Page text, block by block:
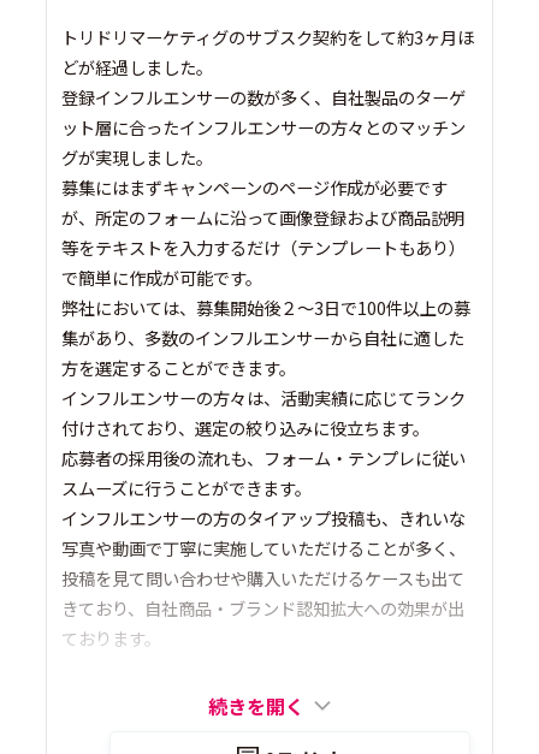
トリドリマーケティグのサブスク契約をして約3ヶ月ほ
どが経過しました。
登録インフルエンサーの数が多く、自社製品のターゲ
ット層に合ったインフルエンサーの方々とのマッチン
グが実現しました。
募集にはまずキャンペーンのページ作成が必要です
が、所定のフォームに沿って画像登録および商品説明
等をテキストを入力するだけ（テンプレートもあり）
で簡単に作成が可能です。
弊社においては、募集開始後２～3日で100件以上の募
集があり、多数のインフルエンサーから自社に適した
方を選定することができます。
インフルエンサーの方々は、活動実績に応じてランク
付けされており、選定の絞り込みに役立ちます。
応募者の採用後の流れも、フォーム・テンプレに従い
スムーズに行うことができます。
インフルエンサーの方のタイアップ投稿も、きれいな
写真や動画で丁寧に実施していただけることが多く、
投稿を見て問い合わせや購入いただけるケースも出て
きており、自社商品・ブランド認知拡大への効果が出
ております。
続きを開く